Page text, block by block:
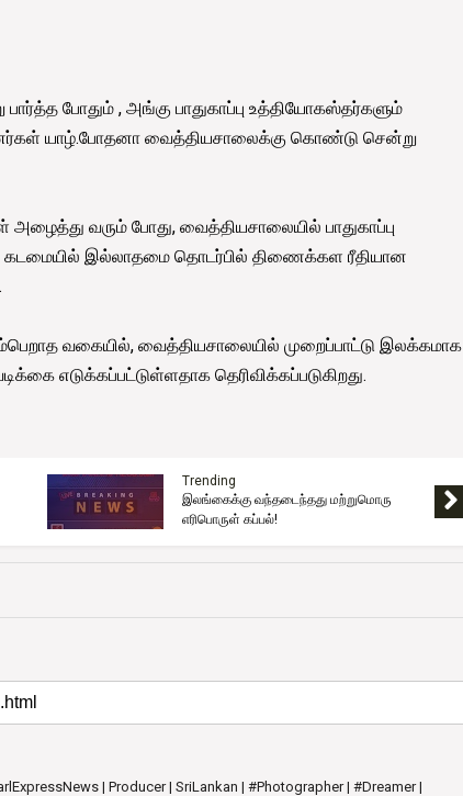
போதும் , அங்கு பாதுகாப்பு உத்தியோகஸ்தர்களும்
யாழ்.போதனா வைத்தியசாலைக்கு கொண்டு சென்று
வரும் போது, வைத்தியசாலையில் பாதுகாப்பு
இல்லாதமை தொடர்பில் திணைக்கள ரீதியான
வகையில், வைத்தியசாலையில் முறைப்பாட்டு இலக்கமாக
எடுக்கப்பட்டுள்ளதாக தெரிவிக்கப்படுகிறது.
Trending
இலங்கைக்கு வந்தடைந்தது மற்றுமொரு
எரிபொருள் கப்பல்!
| Producer | SriLankan | #Photographer | #Dreamer |